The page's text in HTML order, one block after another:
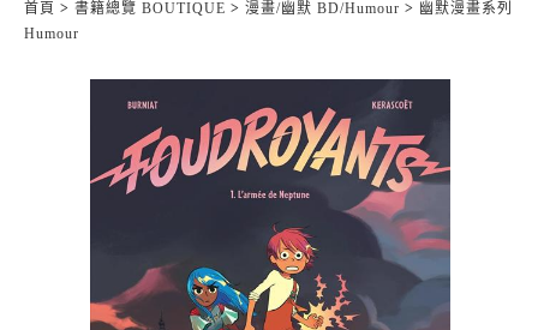
首頁 > 書籍總覽 BOUTIQUE > 漫畫/幽默 BD/Humour > 幽默漫畫系列
Humour